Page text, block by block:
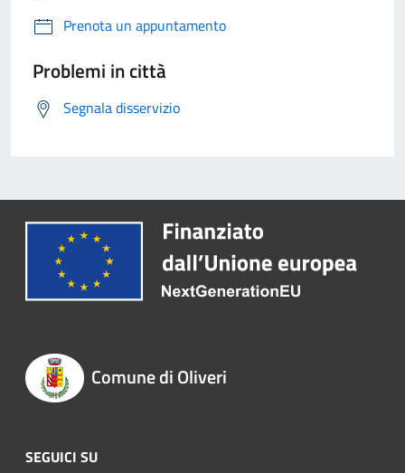
Prenota un appuntamento
Problemi in città
Segnala disservizio
Comune di Oliveri
SEGUICI SU